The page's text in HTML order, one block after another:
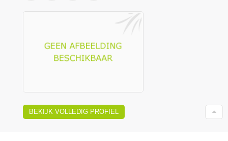
BEKIJK VOLLEDIG PROFIEL